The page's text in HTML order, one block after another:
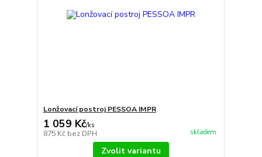
Lonžovací postroj PESSOA IMPR
1 059 Kč/ks
875 Kč bez DPH skladem
Zvolit variantu